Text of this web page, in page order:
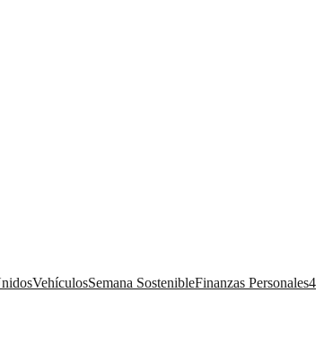
VehículosSemana SostenibleFinanzas Personales4